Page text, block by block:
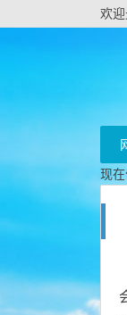
欢
现在